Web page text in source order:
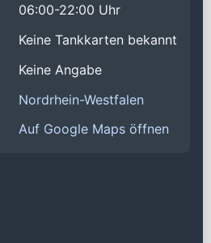
06:00-22:00 Uhr
Keine Tankkarten bekannt
Keine Angabe
Nordrhein-Westfalen
Auf Google Maps öffnen